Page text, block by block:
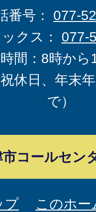
番号： 077-
クス： 077-
間：8時から
祝休日、年末
で）
市コールセン
プ このホ